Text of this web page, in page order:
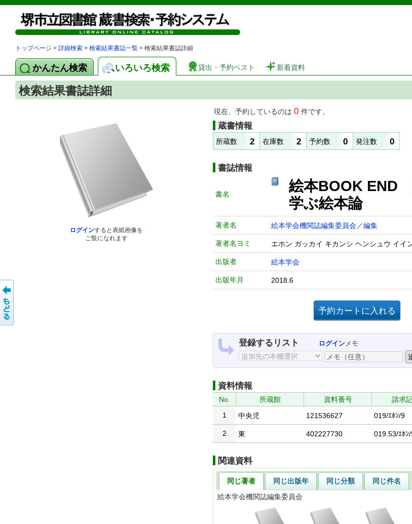
図書館 蔵書検索・予約システム
トップページ > 詳細検索 > 検索結果書誌一覧 > 検索結果書誌詳細
かんたん検索 いろいろ検索 貸出・予約ベスト 新着資料
検索結果書誌詳細
ログインすると表紙画像を
ご覧になれます
現在、予約しているのは 0 件です。
蔵書情報
所蔵数 2 在庫数 2 予約数 0 発注数 0
書誌情報
書名
絵本BOOK
学ぶ絵本論
著者名 絵本学会機関誌編集委員会／編集
著者名ヨミ エホン ガッカイ キカンシ ヘンシュウ イイ
出版者 絵本学会
出版年月 2018.6
登録するリスト ログインメモ
資料情報
No. 所蔵館 資料番号 請求
1
中央児 121536627 019/ｴﾎﾝ/9
2 東 402227730 019.53/ｴﾎﾝ
関連資料
同じ著者 同じ出版年 同じ分類
同じ件名
絵本学会機関誌編集委員会